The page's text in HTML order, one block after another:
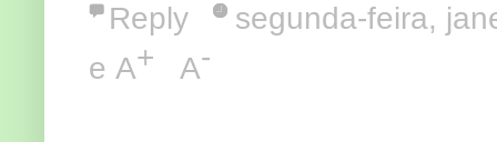
Reply
segunda-feira,
e A+ A-